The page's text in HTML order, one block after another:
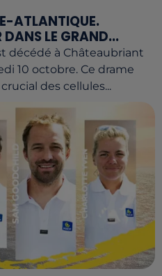
ATLANTIQUE.
LE GRAND...
décédé à Châteaubriant
10 octobre. Ce drame
des cellules...